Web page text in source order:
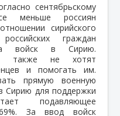
сентябрьскому
меньше россиян
сирийского
граждан
войск в Сирию.
также не хотят
и помогать им.
прямую военную
Сирию для поддержки
подавляющее
За ввод войск